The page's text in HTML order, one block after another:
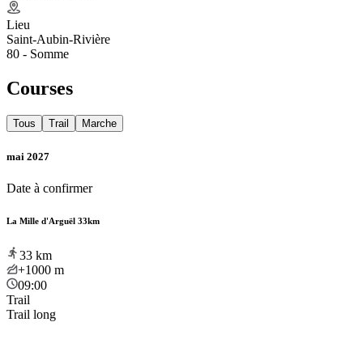
Lieu
Saint-Aubin-Rivière
80 - Somme
Courses
Tous Trail Marche
mai 2027
Date à confirmer
La Mille d'Arguël 33km
33 km
+1000 m
09:00
Trail
Trail long